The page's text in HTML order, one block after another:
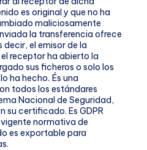
es original y que no ha
maliciosamente
la transferencia ofrece
el emisor de la
receptor ha abierto la
sus ficheros o solo los
ha hecho. És una
todos los estándares
Nacional de Seguridad,
certificado. Es GDPR
normativa de
es exportable para